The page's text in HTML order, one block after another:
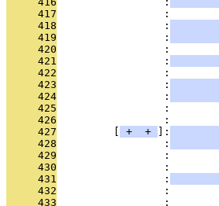
     417
:
     418
                 :
     419
                 :
     420
:
     421
                 :
     422
:
     423
                 :
     424
                 :
     425
:
     426
:
     427
+ + ]:
     428
                 :
     429
:
     430
:
     431
                 :
     432
:
     433
: